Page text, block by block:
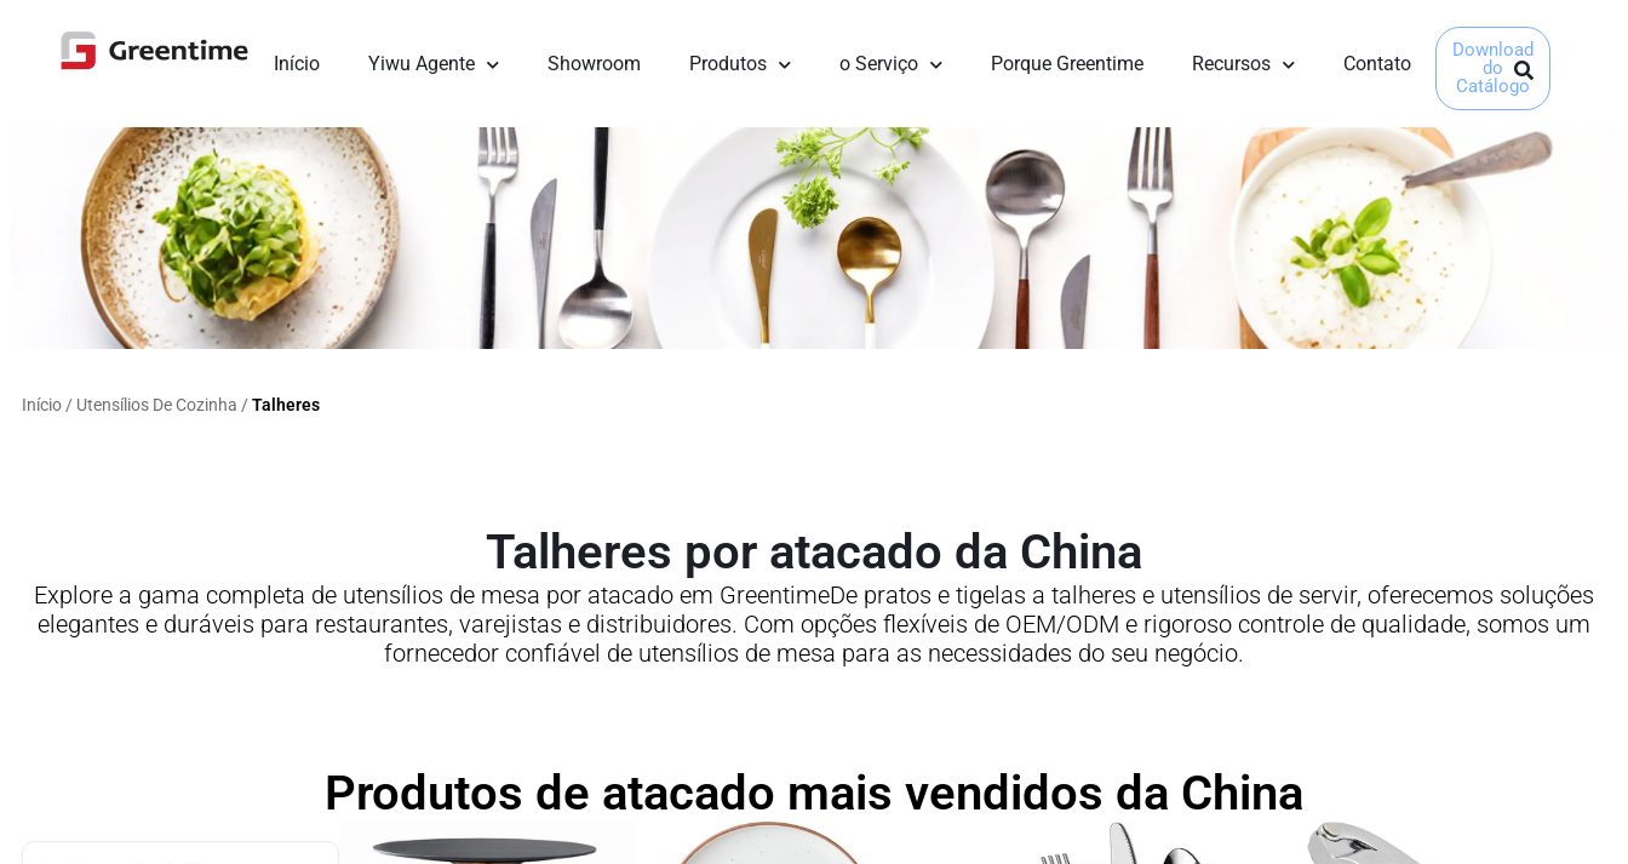
Início Yiwu Agente Showroom Produtos o Serviço Porque Greentime Recursos Contato
Download
do
Catálogo
Início / Utensílios De Cozinha /Talheres
Talheres por atacado da China
Explore a gama completa de utensílios de mesa por atacado em GreentimeDe pratos e tigelas a talheres e utensílios de servir, oferecemos soluções
elegantes e duráveis ​​para restaurantes, varejistas e distribuidores. Com opções flexíveis de OEM/ODM e rigoroso controle de qualidade, somos um
fornecedor confiável de utensílios de mesa para as necessidades do seu negócio.
Produtos de atacado mais vendidos da China